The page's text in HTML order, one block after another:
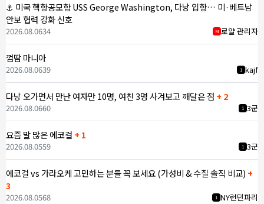
⚓ 미국 핵항공모함 USS George Washington, 다낭 입항… 미·베트남
안보 협력 강화 신호
M 로얄 관리자
2026.08.0634
껌땀 마니아
1 kajf
2026.08.0639
다낭 오가면서 만난 여자만 10명, 여친 3명 사겨보고 깨달은 점 + 2
1 3군
2026.08.0660
요즘 말 많은 에코걸 + 1
1 3군
2026.08.0559
에코걸 vs 가라오케 고민하는 분들 꼭 보세요 (가성비 & 수질 솔직 비교) +
3
1 NY런던파리
2026.08.0568